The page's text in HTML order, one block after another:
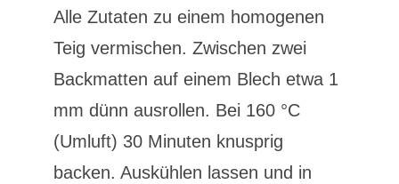
Alle Zutaten zu einem homogenen
Teig vermischen. Zwischen zwei
Backmatten auf einem Blech etwa 1
mm dünn ausrollen. Bei 160 °C
(Umluft) 30 Minuten knusprig
backen. Auskühlen lassen und in